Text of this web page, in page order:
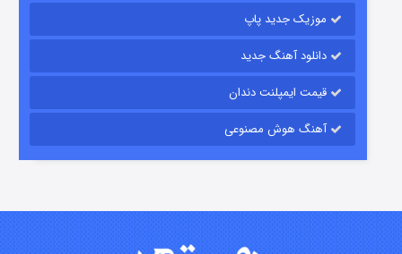
موزیک جدید پاپ
دانلود آهنگ جدید
قیمت ایمپلنت دندان
آهنگ هوش مصنوعی